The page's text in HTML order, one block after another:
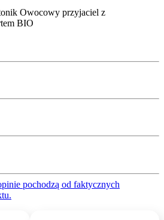
Owocowy przyjaciel z
BIO
pochodzą od faktycznych